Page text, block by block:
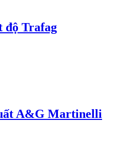
độ Trafag
A&G Martinelli